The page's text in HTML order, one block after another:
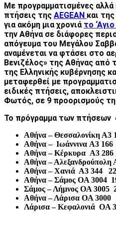
Με προγραμματισμένες αλλά
πτήσεις της AEGEAN και
για ακόμη μια χρονιά το
την Αθήνα σε διάφορες
απόγευμα του Μεγάλου
αναμένεται να φτάσει στο
Βενιζέλος» της Αθήνας από
της Ελληνικής κυβέρνησης
μεταφερθεί με
ειδικές πτήσεις,
Φωτός, σε 9 προορισμούς
Το πρόγραμμα των πτήσεων
Αθήνα – Θεσσαλονίκη Α3
Αθήνα – Ιωάννινα A3 166
Αθήνα – Κέρκυρα A3 286
Αθήνα – Αλεξανδρούπολη
Αθήνα – Χανιά Α3 344
Αθήνα – Σάμος OA 3004
Σάμος – Λήμνος OA 3005
Αθήνα – Λάρισα OA 3000
Λάρισα – Κεφαλονιά OA